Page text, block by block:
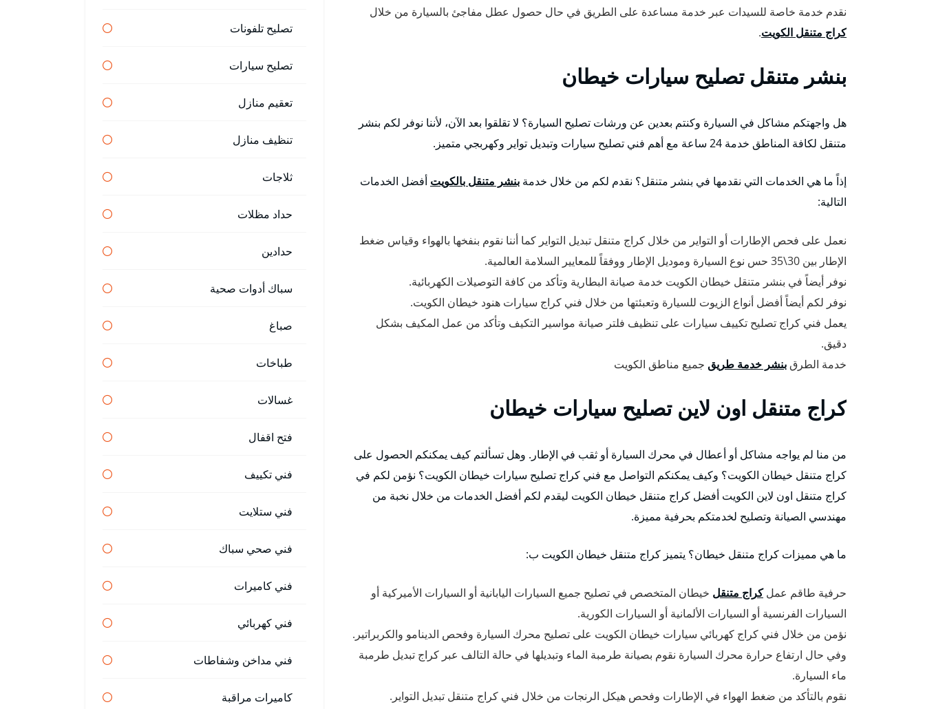
نقدم خدمة خاصة للسيدات عبر خدمة مساعدة على الطريق في حال حصول عطل مفاجئ بالسيارة من خلال
كراج متنقل الكويت.
بنشر متنقل تصليح سيارات خيطان
هل واجهتكم مشاكل في السيارة وكنتم بعدين عن ورشات تصليح السيارة؟ لا تقلقوا بعد الآن، لأننا نوفر لكم بنشر
متنقل لكافة المناطق خدمة 24 ساعة مع أهم فني تصليح سيارات وتبديل تواير وكهربجي متميز.
إذاً ما هي الخدمات التي نقدمها في بنشر متنقل؟ نقدم لكم من خلال خدمة بنشر متنقل بالكويت أفضل الخدمات
التالية:
نعمل على فحص الإطارات أو التواير من خلال كراج متنقل تبديل التواير كما أننا نقوم بنفخها بالهواء وقياس ضغط
الإطار بين 30\35 حس نوع السيارة وموديل الإطار ووفقاً للمعايير السلامة العالمية.
نوفر أيضاً في بنشر متنقل خيطان الكويت خدمة صيانة البطارية وتأكد من كافة التوصيلات الكهربائية.
نوفر لكم أيضاً أفضل أنواع الزيوت للسيارة وتعبئتها من خلال فني كراج سيارات هنود خيطان الكويت.
يعمل فني كراج تصليح تكييف سيارات على تنظيف فلتر صيانة مواسير التكيف وتأكد من عمل المكيف بشكل
دقيق.
خدمة الطرقبنشر خدمة طريق جميع مناطق الكويت
كراج متنقل اون لاين تصليح سيارات خيطان
من منا لم يواجه مشاكل أو أعطال في محرك السيارة أو ثقب في الإطار. وهل تسألتم كيف يمكنكم الحصول على
كراج متنقل خيطان الكويت؟ وكيف يمكنكم التواصل مع فني كراج تصليح سيارات خيطان الكويت؟ نؤمن لكم في
كراج متنقل اون لاين الكويت أفضل كراج متنقل خيطان الكويت ليقدم لكم أفضل الخدمات من خلال نخبة من
مهندسي الصيانة وتصليح لخدمتكم بحرفية مميزة.
ما هي مميزات كراج متنقل خيطان؟ يتميز كراج متنقل خيطان الكويت ب:
حرفية طاقم عملكراج متنقل خيطان المتخصص في تصليح جميع السيارات اليابانية أو السيارات الأميركية أو
السيارات الفرنسية أو السيارات الألمانية أو السيارات الكورية.
نؤمن من خلال فني كراج كهربائي سيارات خيطان الكويت على تصليح محرك السيارة وفحص الدينامو والكربراتير.
وفي حال ارتفاع حرارة محرك السيارة نقوم بصيانة طرمبة الماء وتبديلها في حالة التالف عبر كراج تبديل طرمبة
ماء السيارة.
نقوم بالتأكد من ضغط الهواء في الإطارات وفحص هيكل الرنجات من خلال فني كراج متنقل تبديل التواير.
تصليح تلفونات
تصليح سيارات
تعقيم منازل
تنظيف منازل
ثلاجات
حداد مظلات
حدادين
سباك أدوات صحية
صباغ
طباخات
غسالات
فتح اقفال
فني تكييف
فني ستلايت
فني صحي سباك
فني كاميرات
فني كهربائي
فني مداخن وشفاطات
كاميرات مراقبة